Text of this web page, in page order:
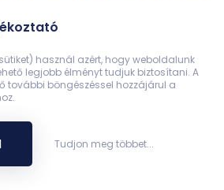
használ azért, hogy weboldalunk
legjobb élményt tudjuk biztosítani. A
további böngészéssel hozzájárul a
Tudjon meg többet...